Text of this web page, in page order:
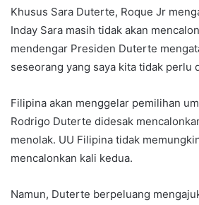
Khusus Sara Duterte, Roque Jr
Inday Sara masih tidak akan
mendengar Presiden Duterte
seseorang yang saya kita tidak perlu
Filipina akan menggelar pemilihan
Rodrigo Duterte didesak
menolak. UU Filipina tidak
mencalonkan kali kedua.
Namun, Duterte berpeluang